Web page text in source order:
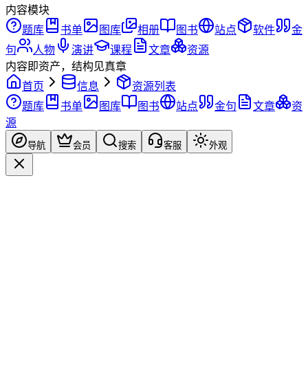
内容模块
题库
书单 图库 相册 图书 站点 软件
金
句
人物 演讲 课程 文章
资源
内容即资产，结构见真章
首页
信息
资源列表
题库
书单 图库 图书 站点 金句 文章
资
源
导航 会员 搜索 客服 外观